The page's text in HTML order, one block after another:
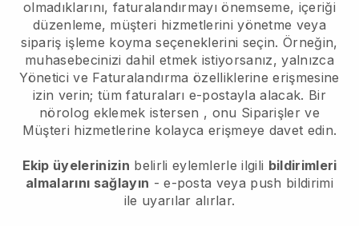
olmadıklarını, faturalandırmayı önemseme, içeriği
düzenleme, müşteri hizmetlerini yönetme veya
sipariş işleme koyma seçeneklerini seçin. Örneğin,
muhasebecinizi dahil etmek istiyorsanız, yalnızca
Yönetici ve Faturalandırma özelliklerine erişmesine
izin verin; tüm faturaları e-postayla alacak. Bir
nörolog eklemek istersen , onu Siparişler ve
Müşteri hizmetlerine kolayca erişmeye davet edin.
Ekip üyelerinizin belirli eylemlerle ilgili bildirimleri
almalarını sağlayın - e-posta veya push bildirimi
ile uyarılar alırlar.